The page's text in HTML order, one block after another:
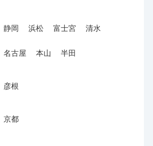
静岡 浜松 富士宮 清水
名古屋 本山 半田
彦根
京都